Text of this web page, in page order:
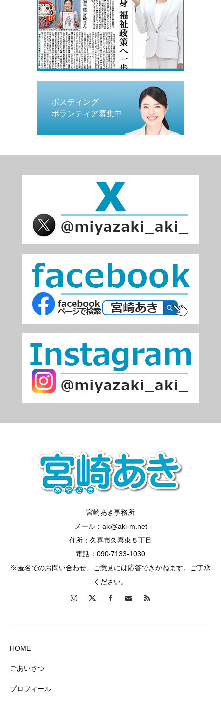
ポスティング
ボランティア募集中
宮崎あき事務所
メール：aki@aki-m.net
住所：久喜市久喜東５丁目
電話：090-7133-1030
※匿名でのお問い合わせ、ご意見には応答できかねます。ご了承
ください。
HOME
ごあいさつ
プロフィール